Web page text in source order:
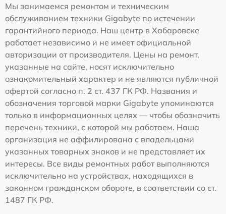
Мы занимаемся ремонтом и техническим
обслуживанием техники Gigabyte по истечении
гарантийного периода. Наш центр в Хабаровске
работает независимо и не имеет официальной
авторизации от производителя. Цены на ремонт,
указанные на сайте, носят исключительно
ознакомительный характер и не являются публичной
офертой согласно п. 2 ст. 437 ГК РФ. Названия и
обозначения торговой марки Gigabyte упоминаются
только в информационных целях — чтобы обозначить
перечень техники, с которой мы работаем. Наша
организация не аффилирована с владельцами
указанных товарных знаков и не представляет их
интересы. Все виды ремонтных работ выполняются
исключительно на устройствах, находящихся в
законном гражданском обороте, в соответствии со ст.
1487 ГК РФ.